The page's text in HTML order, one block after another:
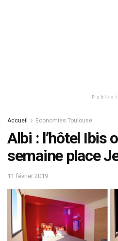
Accueil Economies Toulouse
Albi : l’hôtel Ibis
semaine place
11 février 2019